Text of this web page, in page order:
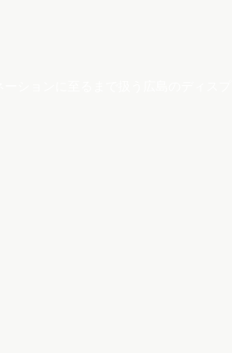
ションに至るまで扱う広島のディス